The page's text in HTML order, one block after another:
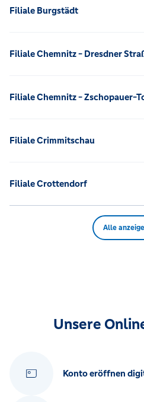
Filiale Burgstädt
Filiale Chemnitz - Dresdner
Filiale Chemnitz - Zschopauer-
Filiale Crimmitschau
Filiale Crottendorf
Alle
Unsere
Konto eröffnen